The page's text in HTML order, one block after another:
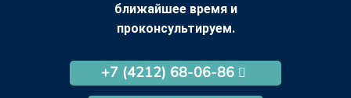
ближайшее время и
проконсультируем.
+7 (4212) 68-06-86